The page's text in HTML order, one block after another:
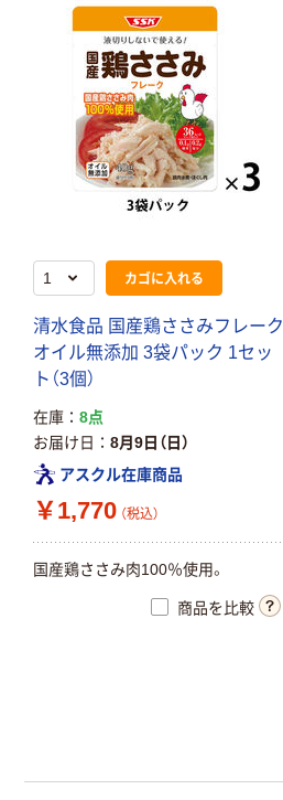
カゴに入れる
清水食品 国産鶏ささみフレーク
オイル無添加 3袋パック 1セッ
ト（3個）
在庫
8点
お届け日
8月9日（日）
アスクル在庫商品
￥1,770 （税込）
国産鶏ささみ肉100％使用。
商品を比較